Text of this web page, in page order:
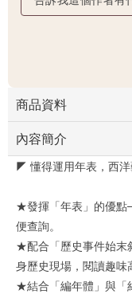
商品資料
內容簡介
◤ 懂得運用年表，西
★發揮「年表」的優點
便查詢。
★配合「歷史事件始末
身歷史現場，閱讀趣味
★結合「編年體」與「